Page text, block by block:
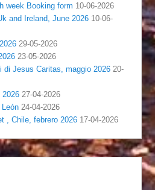
week Booking form 10-06-2026
and Ireland, June 2026 10-06-
29-05-2026
23-05-2026
di Jesus Caritas, maggio 2026 20-
2026 27-04-2026
24-04-2026
, Chile, febrero 2026 17-04-2026